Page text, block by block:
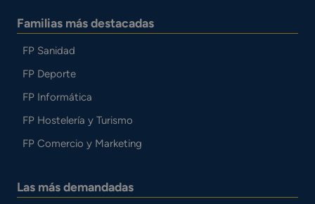
Familias más destacadas
FP Sanidad
FP Deporte
FP Informática
FP Hostelería y Turismo
FP Comercio y Marketing
Las más demandadas